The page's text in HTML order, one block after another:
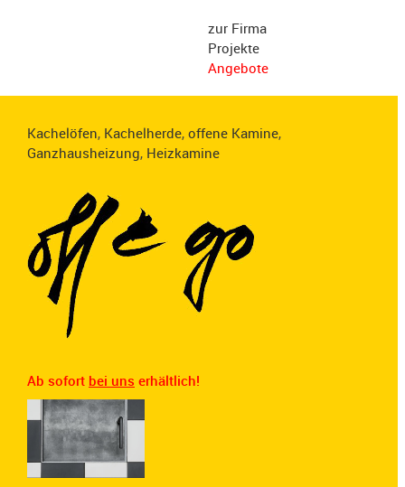
zur Firma
Projekte
Angebote
Kachelöfen, Kachelherde, offene Kamine,
Ganzhausheizung, Heizkamine
Ab sofort bei uns erhältlich!